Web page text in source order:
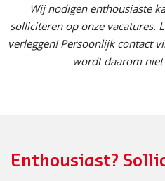
Wij nodigen enthousiaste
solliciteren op onze vacatures.
verleggen! Persoonlijk contact
wordt daarom
Enthousiast?